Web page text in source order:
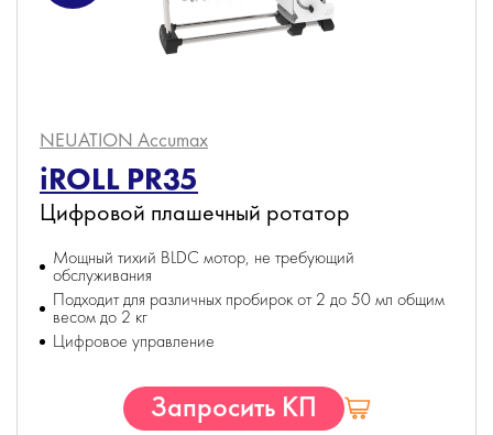
NEUATION Accumax
iROLL PR35
Цифровой плашечный ротатор
Мощный тихий BLDC мотор, не требующий
обслуживания
Подходит для различных пробирок от 2 до 50 мл общим
весом до 2 кг
Цифровое управление
Запросить КП